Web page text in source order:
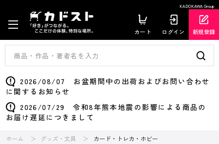
KADOKAWA Group
カート ログイン 新規登録
2026/08/07 お盆期間中の出荷およびお問い合わせ
に関するお知らせ
2026/07/29 令和8年熊本地震の影響による商品の
お届け遅延につきまして
ホーム グッズ・文具 カード・トレカ・ホビー